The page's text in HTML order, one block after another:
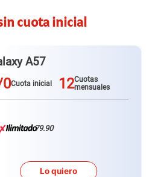
cuota inicial
12Cuotas
mensuales
Lo quiero